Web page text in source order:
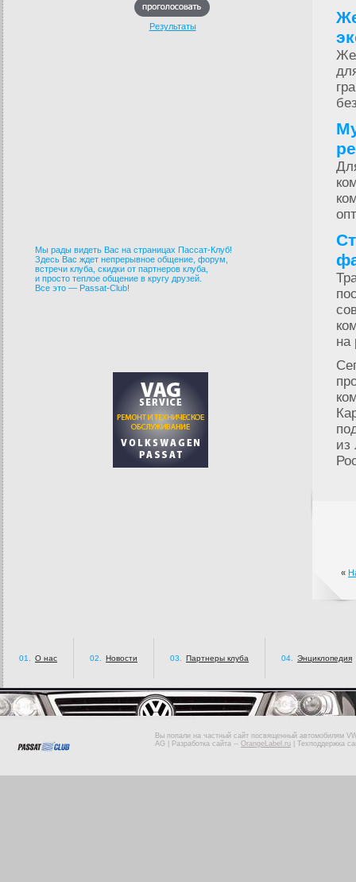
Результаты
Мы рады видеть Вас на страницах Пассат-Клуб!
Здесь Вас ждет непрерывное общение, форум,
встречи клуба, скидки от партнеров клуба,
и просто теплое общение в кругу друзей.
Все это — Passat-Club!
на
из
«
01. О нас 02. Новости 03. Партнеры клуба 04. Энциклопедия
Вы попали на частный сайт посвященный автомобилям
AG |
Разработка сайта -- OrangeLabel.ru Техподдержка